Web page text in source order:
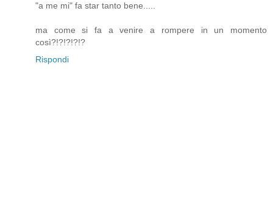
"a me mi" fa star tanto bene.....
ma come si fa a venire a rompere in un momento
così?!?!?!?!?
Rispondi